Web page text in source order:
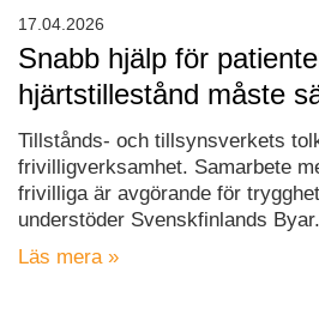
Snabb hjälp för
hjärtstillestånd måste
Tillstånds- och tillsynsverkets
frivilligverksamhet. Samarbete
frivilliga är avgörande för
understöder Svenskfinlands Byar.
Läs mera »
17.04.2026